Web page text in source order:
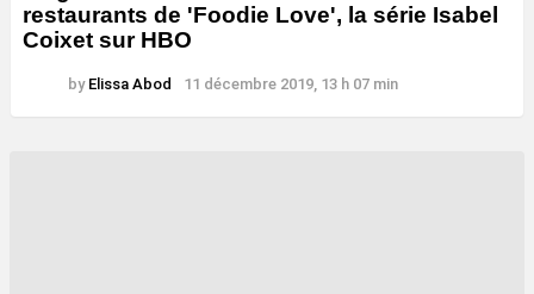
restaurants de 'Foodie Love', la série Isabel
Coixet sur HBO
by Elissa Abod 11 décembre 2019, 13 h 07 min